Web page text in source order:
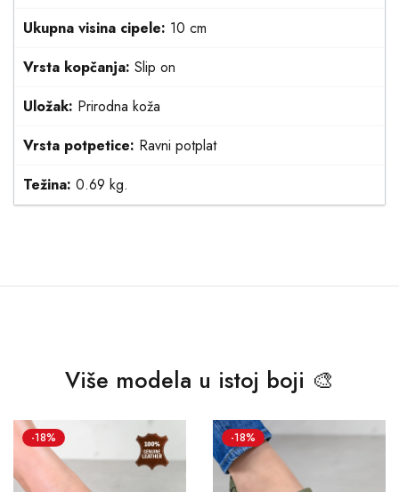
Ukupna visina cipele: 10 cm
Vrsta kopčanja: Slip on
Uložak: Prirodna koža
Vrsta potpetice: Ravni potplat
Težina: 0.69 kg.
Više modela u istoj boji 🎨
-18% -18%